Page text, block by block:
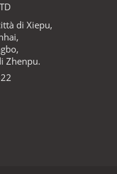
di Xiepu,
Zhenpu.